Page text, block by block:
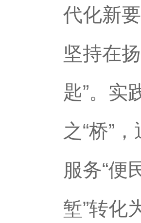
代化新
坚持在
匙”。实
之“桥”
服务“便
堑”转化